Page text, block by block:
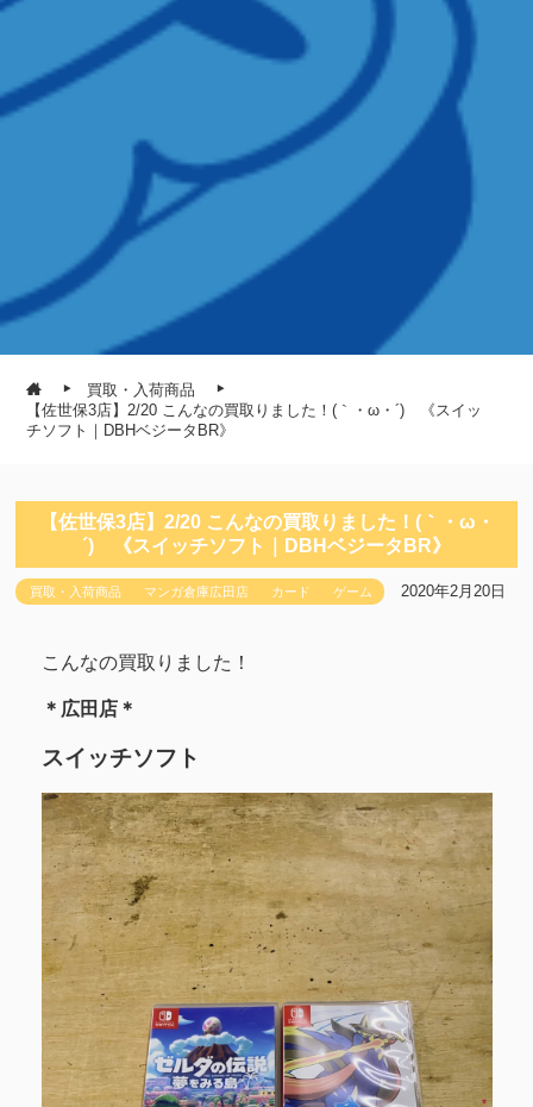
買取・入荷商品
【佐世保3店】2/20 こんなの買取りました！(｀・ω・´)ゞ《スイッ
チソフト｜DBHベジータBR》
【佐世保3店】2/20 こんなの買取りました！(｀・ω・
´)ゞ《スイッチソフト｜DBHベジータBR》
買取・入荷商品 マンガ倉庫広田店 カード ゲーム 2020年2月20日
こんなの買取りました！
＊広田店＊
スイッチソフト